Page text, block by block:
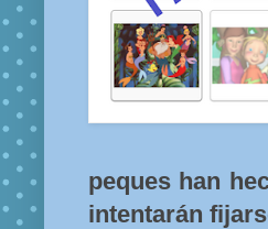
peques han
intentarán